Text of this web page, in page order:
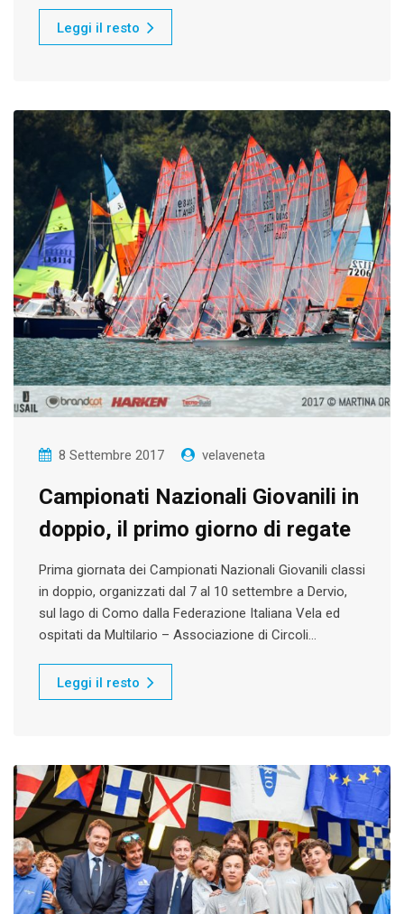
Leggi il resto
8 Settembre 2017 velaveneta
Campionati Nazionali Giovanili in
doppio, il primo giorno di regate
Prima giornata dei Campionati Nazionali Giovanili classi
in doppio, organizzati dal 7 al 10 settembre a Dervio,
sul lago di Como dalla Federazione Italiana Vela ed
ospitati da Multilario – Associazione di Circoli…
Leggi il resto